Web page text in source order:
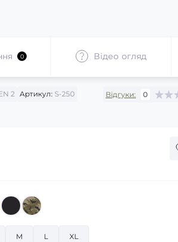
0 Відео огляд
2 Артикул: S-250
Відгуки: 0
M L XL